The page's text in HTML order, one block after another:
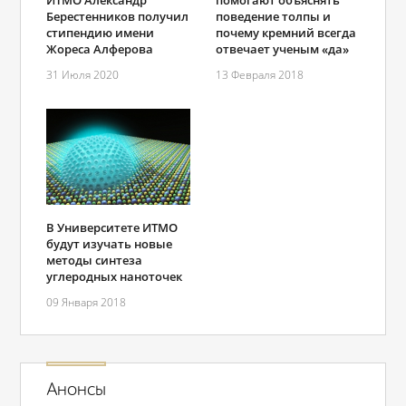
Берестенников получил
стипендию имени
Жореса Алферова
31 Июля 2020
поведение толпы и
почему кремний всегда
отвечает ученым «да»
13 Февраля 2018
В Университете ИТМО
будут изучать новые
методы синтеза
углеродных наноточек
09 Января 2018
Анонсы